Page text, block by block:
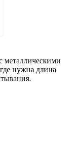
металлическими
нужна длина